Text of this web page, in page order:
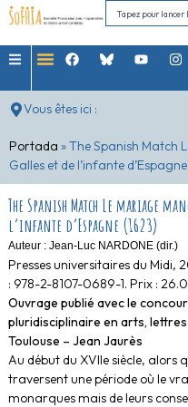
Vous êtes ici :
Portada »The Spanish Match
Galles et de l’infante
The Spanish Match Le mariage
l’infante d’Espagne (1623)
Auteur : Jean-Luc NARDONE (dir.)
Presses universitaires du Midi,
: 978-2-8107-0689-1. Prix :
Ouvrage publié avec le
pluridisciplinaire en arts,
Toulouse – Jean Jaurès
Au début du XVIIe siècle, alors
traversent une période où le
monarques mais de leurs